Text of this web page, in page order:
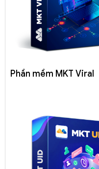
Phần mềm MKT Viral